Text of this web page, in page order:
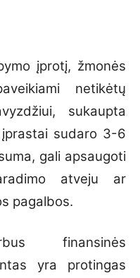
įprotį, žmonės
netikėtų
sukaupta
įprastai sudaro 3-6
gali apsaugoti
atveju ar
pagalbos.
finansinės
yra protingas